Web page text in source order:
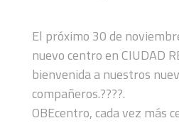
El próximo 30 de
nuevo centro en CIUDAD
bienvenida a nuestros
compañeros.????.
OBEcentro, cada vez más